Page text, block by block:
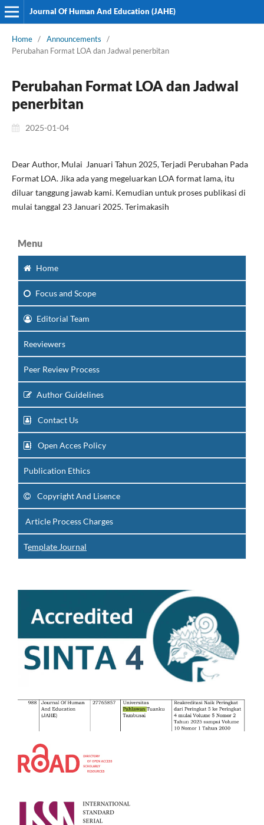
Journal Of Human And Education (JAHE)
Home / Announcements
/
Perubahan Format LOA dan Jadwal penerbitan
Perubahan Format LOA dan Jadwal
penerbitan
2025-01-04
Dear Author, Mulai Januari Tahun 2025, Terjadi Perubahan Pada
Format LOA. Jika ada yang megeluarkan LOA format lama, itu
diluar tanggung jawab kami. Kemudian untuk proses publikasi di
mulai tanggal 23 Januari 2025. Terimakasih
Menu
Home
Focusand Scope
Editorial Team
Reeviewers
Peer Review Process
Author Guidelines
Contact Us
Open Acces Policy
Publication Ethics
Copyright And Lisence
Article Process Charges
Template Journal